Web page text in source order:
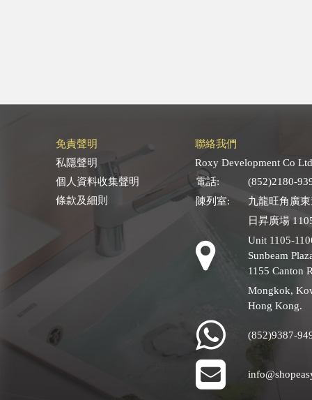
免責聲明
私隱聲明
個人資料收集聲明
條款及細則
聯絡我們
Roxy Development Co
電話:
(852)2180-
陳列室:
九龍旺角廣
日昇廣場
Unit 1105-
Sunbeam
1155 Canton
Mongkok,
Hong Kong.
(852)9387-